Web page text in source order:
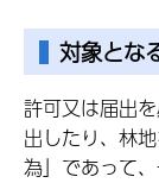
対象とな
許可又は届出
出したり、林
為」であって